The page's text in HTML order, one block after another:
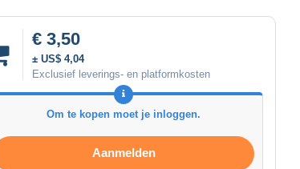
€ 3,50
± US$ 4,04
Exclusief leverings- en platformkosten
Om te kopen moet je inloggen.
Aanmelden